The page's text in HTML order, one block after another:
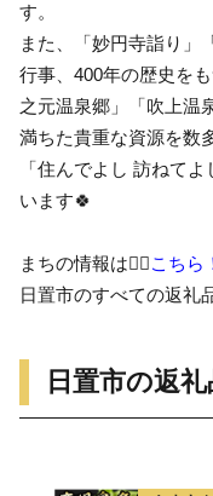
す。
また、「妙円寺詣り」
行事、400年の歴史を
之元温泉郷」「吹上温
満ちた貴重な資源を数
「住んでよし 訪ねて
います🍀
まちの情報は👉🏻こちら
日置市のすべての返礼品
日置市の返